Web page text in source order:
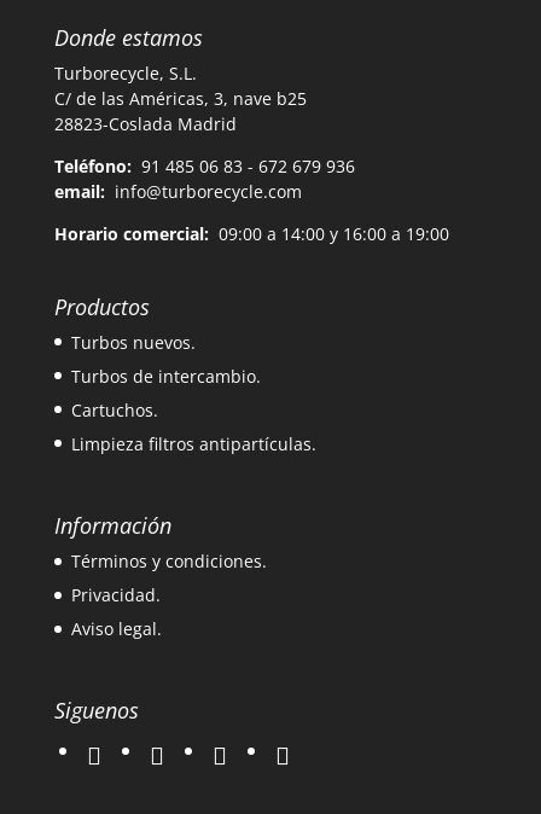
Donde estamos
Turborecycle, S.L.
C/ de las Américas, 3, nave b25
28823-Coslada Madrid
Teléfono: 91 485 06 83 - 672 679 936
email: info@turborecycle.com
Horario comercial:09:00 a 14:00 y 16:00 a 19:00
Productos
Turbos nuevos.
Turbos de intercambio.
Cartuchos.
Limpieza filtros antipartículas.
Información
Términos y condiciones.
Privacidad.
Aviso legal.
Siguenos
twitter instagramfacebook google